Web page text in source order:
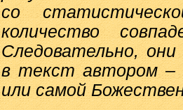
со
количество
Следовательно, они
в текст автором –
или самой